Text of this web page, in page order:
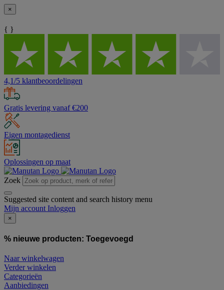
×
{ }
4,1/5 klantbeoordelingen
Gratis levering vanaf €200
Eigen montagedienst
Oplossingen op maat
Zoek
Suggested site content and search history menu
Mijn account Inloggen
×
% nieuwe producten: Toegevoegd
Naar winkelwagen
Verder winkelen
Categorieën
Aanbiedingen